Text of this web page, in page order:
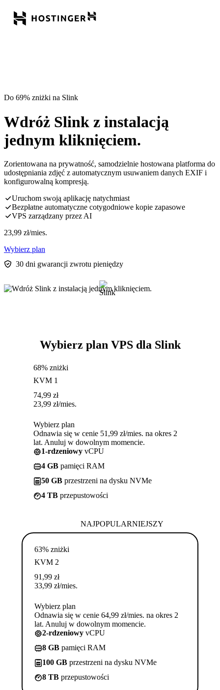
Do 69% zniżki na Slink
Wdróż Slink z instalacją
jednym kliknięciem.
Zorientowana na prywatność, samodzielnie hostowana platforma do
udostępniania zdjęć z automatycznym usuwaniem danych EXIF i
konfigurowalną kompresją.
Uruchom swoją aplikację natychmiast
Bezpłatne automatyczne cotygodniowe kopie zapasowe
VPS zarządzany przez AI
23,99 zł/mies.
Wybierz plan
30 dni gwarancji zwrotu pieniędzy
Wybierz plan VPS dla Slink
68% zniżki
KVM 1
74,99 zł
23,99 zł/mies.
Wybierz plan
Odnawia się w cenie 51,99 zł/mies. na okres 2
lat. Anuluj w dowolnym momencie.
1-rdzeniowy vCPU
4 GB pamięci RAM
50 GB przestrzeni na dysku NVMe
4 TB przepustowości
NAJPOPULARNIEJSZY
63% zniżki
KVM 2
91,99 zł
33,99 zł/mies.
Wybierz plan
Odnawia się w cenie 64,99 zł/mies. na okres 2
lat. Anuluj w dowolnym momencie.
2-rdzeniowy vCPU
8 GB pamięci RAM
100 GB przestrzeni na dysku NVMe
8 TB przepustowości